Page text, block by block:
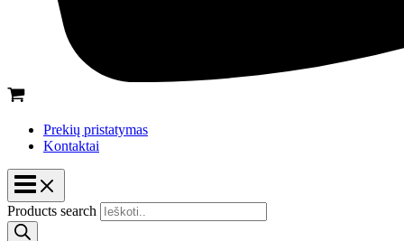
Prekių pristatymas
Kontaktai
Products search